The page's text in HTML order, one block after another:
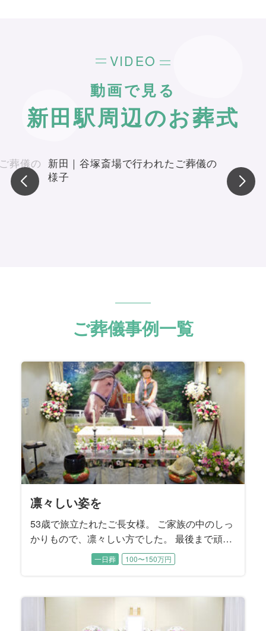
VIDEO
動画で見る
新田駅周辺のお葬式
葬儀の 新田｜谷塚斎場で行われたご葬儀の
様子
ご葬儀事例一覧
凛々しい姿を
53歳で旅立たれたご長女様。 ご家族の中のしっ
かりもので、凛々しい方でした。 最後まで頑張
ってこられた故人様のお見送りの空間はそのお
姿をいつまでも皆様の中で輝き続きますように
一日葬 100〜150万円